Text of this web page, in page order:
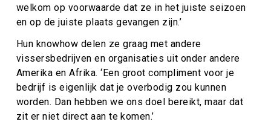
welkom op voorwaarde dat ze in het juiste seizoen
en op de juiste plaats gevangen zijn.’
Hun knowhow delen ze graag met andere
vissersbedrijven en organisaties uit onder andere
Amerika en Afrika. ‘Een groot compliment voor je
bedrijf is eigenlijk dat je overbodig zou kunnen
worden. Dan hebben we ons doel bereikt, maar dat
zit er niet direct aan te komen.’